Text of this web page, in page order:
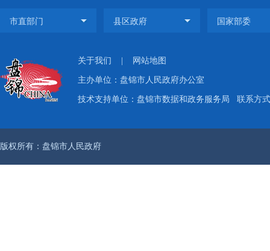
关于我们 网站地图
主办单位：盘锦市人民政府办公室
技术支持单位：盘锦市数据和政务服务局 联系方
版权所有：盘锦市人民政府